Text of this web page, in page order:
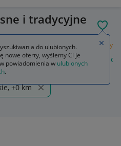
i tradycyjne
Dekoracje i ozdoby Wazony
wazony szklane
+0 km
do ulubionych.
nowe oferty, wyślemy Ci je
powiadomienia w ulubionych
.